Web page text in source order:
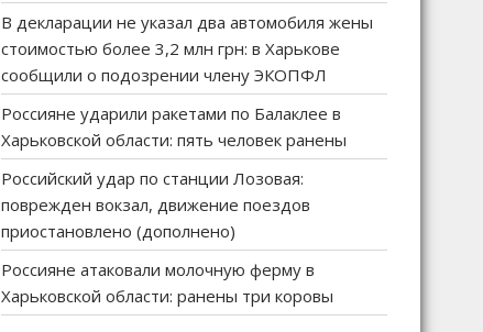
В декларации не указал два автомобиля жены
стоимостью более 3,2 млн грн: в Харькове
сообщили о подозрении члену ЭКОПФЛ
Россияне ударили ракетами по Балаклее в
Харьковской области: пять человек ранены
Российский удар по станции Лозовая:
поврежден вокзал, движение поездов
приостановлено (дополнено)
Россияне атаковали молочную ферму в
Харьковской области: ранены три коровы